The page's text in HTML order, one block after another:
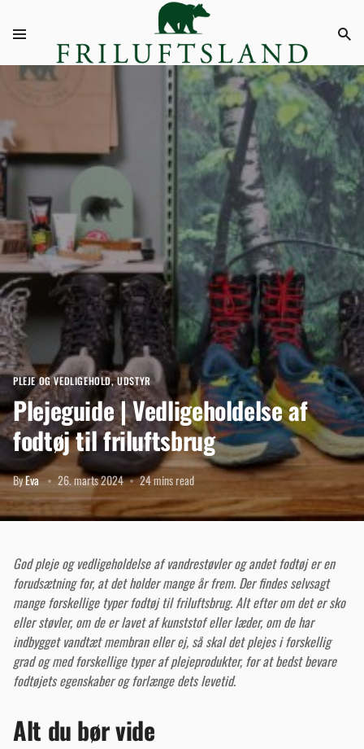
PLEJE OG VEDLIGEHOLD,UDSTYR
Plejeguide | Vedligeholdelse af
fodtøj til friluftsbrug
ByEva 26. marts 2024 24 mins read
God pleje og vedligeholdelse af vandrestøvler og andet fodtøj er en
forudsætning for, at det holder mange år frem. Der findes selvsagt
mange forskellige typer fodtøj til friluftsbrug. Alt efter om det er sko
eller støvler, om de er lavet af kunststof eller læder, om de har
indbygget vandtæt membran eller ej, så skal det plejes i forskellig
grad og med forskellige typer af plejeprodukter, for at bedst bevare
fodtøjets egenskaber og forlænge dets levetid.
Alt du bør vide